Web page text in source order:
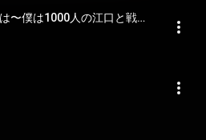
ひとめぼれだよ人生は〜僕は1000人の江口と戦っても勝つ！〜 - It's coup de foudre, a life?